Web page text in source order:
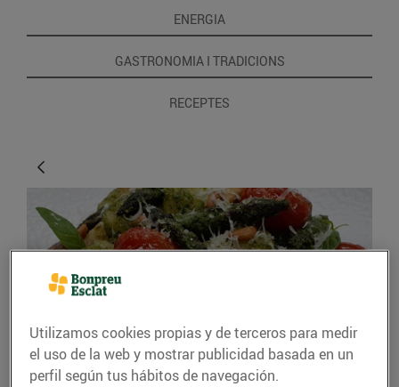
ENERGIA
GASTRONOMIA I TRADICIONS
RECEPTES
RECETAS
Utilizamos cookies propias y de terceros para medir
el uso de la web y mostrar publicidad basada en un
perfil según tus hábitos de navegación.